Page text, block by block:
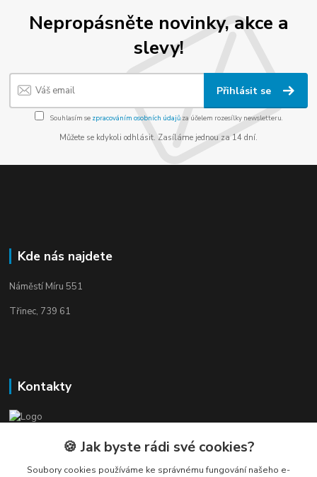
Nepropásněte novinky, akce a
slevy!
Přihlásit se
Souhlasím se zpracováním osobních údajůza účelem rozesílky newsletteru.
Můžete se kdykoli odhlásit. Zasíláme jednou za 14 dní.
Kde nás najdete
Náměstí Míru 551
Třinec, 739 61
Kontakty
Petr Nedvídek
🍪 Jak byste rádi své cookies?
Soubory cookies používáme ke správnému fungování našeho e-